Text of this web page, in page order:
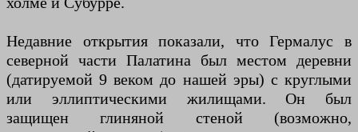
Недавние открытия показали, что Гермалус в
северной части Палатина был местом деревни
(датируемой 9 веком до нашей эры) с круглыми
или эллиптическими жилищами. Он был
защищен глиняной стеной (возможно,